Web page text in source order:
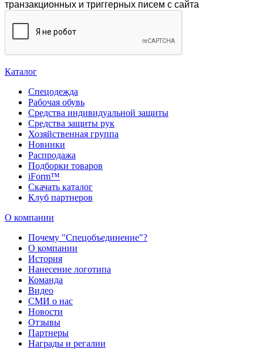
транзакционных и триггерных писем с сайта
Каталог
Спецодежда
Рабочая обувь
Средства индивидуальной защиты
Средства защиты рук
Хозяйственная группа
Новинки
Распродажа
Подборки товаров
iForm™
Скачать каталог
Клуб партнеров
О компании
Почему "Спецобъединение"?
О компании
История
Нанесение логотипа
Команда
Видео
СМИ о нас
Новости
Отзывы
Партнеры
Награды и регалии